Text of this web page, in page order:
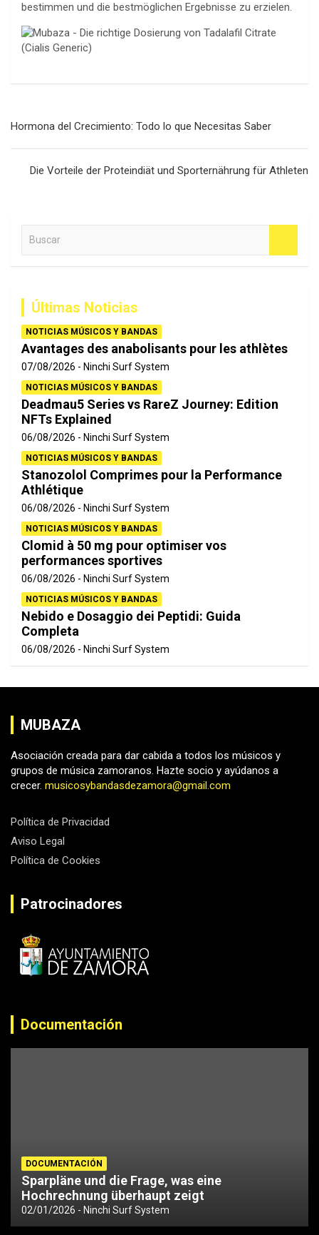
bestimmen und die bestmöglichen Ergebnisse zu erzielen.
entradas
Hormona del Crecimiento: Todo lo que Necesitas Saber
Die Vorteile der Proteindiät und Sporternährung für Athleten
Últimas Noticias
NOTICIAS MÚSICOS Y BANDAS
Avantages des anabolisants pour les athlètes
07/08/2026 Ninchi Surf System
NOTICIAS MÚSICOS Y BANDAS
Deadmau5 Series vs RareZ Journey: Edition
NFTs Explained
06/08/2026 Ninchi Surf System
NOTICIAS MÚSICOS Y BANDAS
Stanozolol Comprimes pour la Performance
Athlétique
06/08/2026 Ninchi Surf System
NOTICIAS MÚSICOS Y BANDAS
Clomid à 50 mg pour optimiser vos
performances sportives
06/08/2026 Ninchi Surf System
NOTICIAS MÚSICOS Y BANDAS
Nebido e Dosaggio dei Peptidi: Guida
Completa
06/08/2026 Ninchi Surf System
MUBAZA
Asociación creada para dar cabida a todos los músicos y
grupos de música zamoranos. Hazte socio y ayúdanos a
crecer. musicosybandasdezamora@gmail.com
Política de Privacidad
Aviso Legal
Política de Cookies
Patrocinadores
Documentación
DOCUMENTACIÓN
Sparpläne und die Frage, was eine
Hochrechnung überhaupt zeigt
02/01/2026 Ninchi Surf System